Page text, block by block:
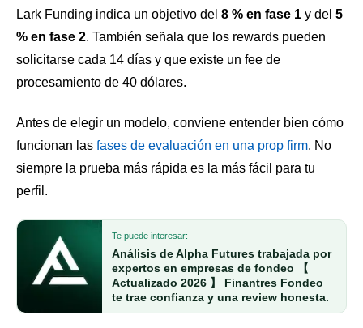
Lark Funding indica un objetivo del 8 % en fase 1 y del 5
% en fase 2. También señala que los rewards pueden
solicitarse cada 14 días y que existe un fee de
procesamiento de 40 dólares.
Antes de elegir un modelo, conviene entender bien cómo
funcionan las fases de evaluación en una prop firm. No
siempre la prueba más rápida es la más fácil para tu
perfil.
Te puede interesar:
Análisis de Alpha Futures trabajada por
expertos en empresas de fondeo 【
Actualizado 2026 】 Finantres Fondeo
te trae confianza y una review honesta.